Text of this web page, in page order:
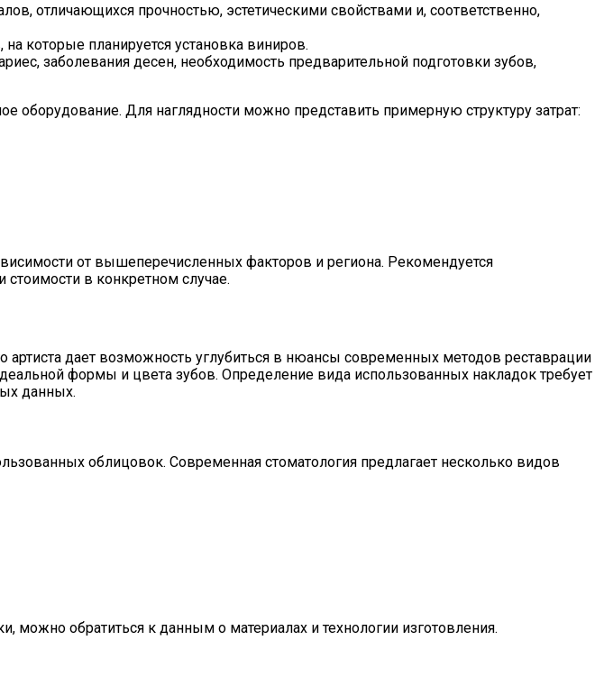
отличающихся прочностью, эстетическими свойствами и, соответственно,
которые планируется установка виниров.
заболевания десен, необходимость предварительной подготовки зубов,
оборудование. Для наглядности можно представить примерную структуру затрат:
от вышеперечисленных факторов и региона. Рекомендуется
стоимости в конкретном случае.
артиста дает возможность углубиться в нюансы современных методов реставрации
формы и цвета зубов. Определение вида использованных накладок требует
данных.
облицовок. Современная стоматология предлагает несколько видов
обратиться к данным о материалах и технологии изготовления.